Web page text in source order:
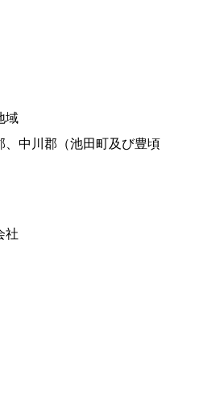
域
、中川郡（池田町及び豊頃
社